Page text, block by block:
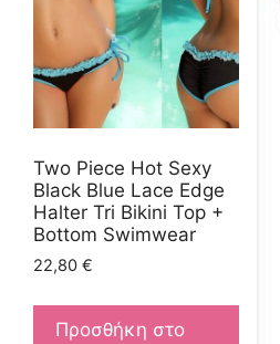
Two Piece Hot Sexy
Black Blue Lace Edge
Halter Tri Bikini Top +
Bottom Swimwear
22,80 €
Προσθήκη στο